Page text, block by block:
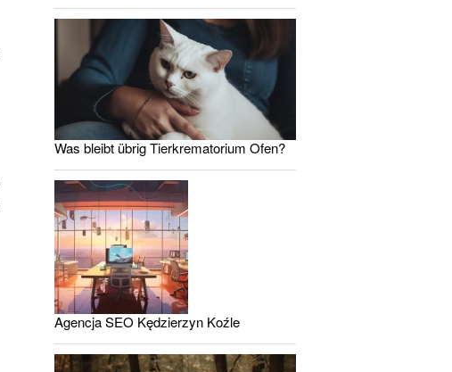
Was bleibt übrig Tierkrematorium Ofen?
Agencja SEO Kędzierzyn Koźle